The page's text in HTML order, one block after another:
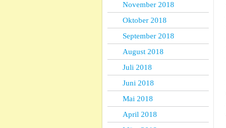
November 2018
Oktober 2018
September 2018
August 2018
Juli 2018
Juni 2018
Mai 2018
April 2018